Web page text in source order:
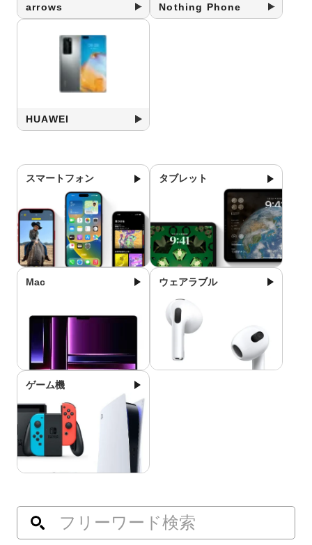
arrows Nothing Phone
HUAWEI
スマートフォン タブレット
Mac ウェアラブル
ゲーム機